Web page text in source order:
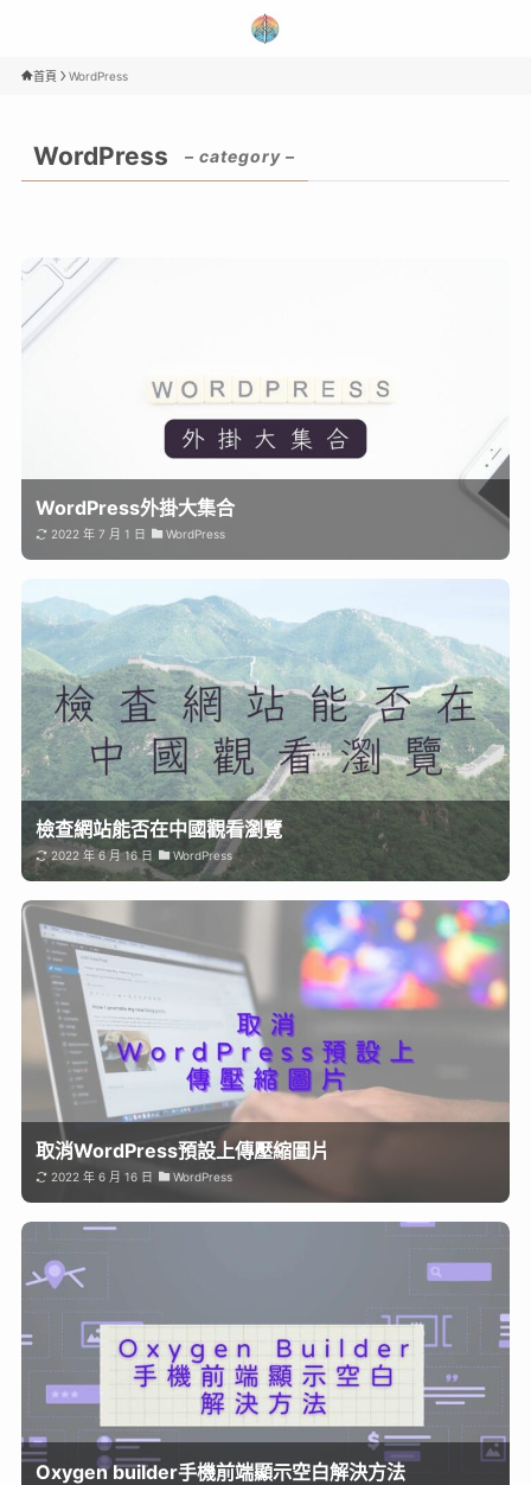
首頁 WordPress
WordPress – category –
WordPress外掛大集合
2022 年 7 月 1 日 WordPress
檢查網站能否在中國觀看瀏覽
2022 年 6 月 16 日 WordPress
取消WordPress預設上傳壓縮圖片
2022 年 6 月 16 日 WordPress
Oxygen builder手機前端顯示空白解決方法